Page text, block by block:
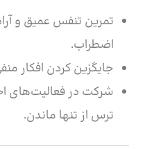
تمرین تنفس عمیق و
اضطراب.
جایگزین کردن افکار
شرکت در فعالیت‌های
ترس از تنها ماندن.